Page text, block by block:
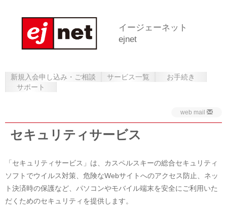
イージェーネット
ejnet
新規入会申し込み・ご相談 サービス一覧
お手続き
サポート
web mail
セキュリティサービス
「セキュリティサービス」は、カスペルスキーの総合セキュリティ
ソフトでウイルス対策、危険なWebサイトへのアクセス防止、ネッ
ト決済時の保護など、パソコンやモバイル端末を安全にご利用いた
だくためのセキュリティを提供します。